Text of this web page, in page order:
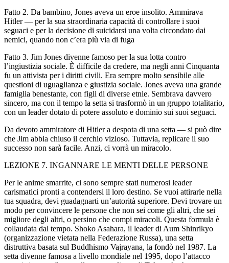
Fatto 2. Da bambino, Jones aveva un eroe insolito. Ammirava
Hitler — per la sua straordinaria capacità di controllare i suoi
seguaci e per la decisione di suicidarsi una volta circondato dai
nemici, quando non c’era più via di fuga
Fatto 3. Jim Jones divenne famoso per la sua lotta contro
l’ingiustizia sociale. È difficile da credere, ma negli anni Cinquanta
fu un attivista per i diritti civili. Era sempre molto sensibile alle
questioni di uguaglianza e giustizia sociale. Jones aveva una grande
famiglia benestante, con figli di diverse etnie. Sembrava davvero
sincero, ma con il tempo la setta si trasformò in un gruppo totalitario,
con un leader dotato di potere assoluto e dominio sui suoi seguaci.
Da devoto ammiratore di Hitler a despota di una setta — si può dire
che Jim abbia chiuso il cerchio vizioso. Tuttavia, replicare il suo
successo non sarà facile. Anzi, ci vorrà un miracolo.
LEZIONE 7. INGANNARE LE MENTI DELLE PERSONE
Per le anime smarrite, ci sono sempre stati numerosi leader
carismatici pronti a contendersi il loro destino. Se vuoi attirarle nella
tua squadra, devi guadagnarti un’autorità superiore. Devi trovare un
modo per convincere le persone che non sei come gli altri, che sei
migliore degli altri, o persino che compi miracoli. Questa formula è
collaudata dal tempo. Shoko Asahara, il leader di Aum Shinrikyo
(organizzazione vietata nella Federazione Russa), una setta
distruttiva basata sul Buddhismo Vajrayana, la fondò nel 1987. La
setta divenne famosa a livello mondiale nel 1995, dopo l’attacco